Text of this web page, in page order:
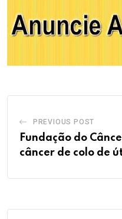
PREVIOUS POST
Fundação do
câncer de colo de